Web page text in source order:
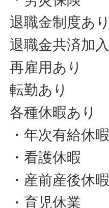
退職金制度あり
退職金共済加入
再雇用あり
転勤あり
各種休暇あり
・年次有給休暇
・看護休暇
・産前産後休暇
・育児休業